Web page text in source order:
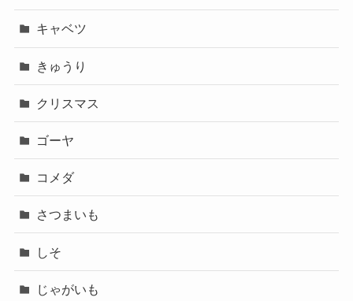
キャベツ
きゅうり
クリスマス
ゴーヤ
コメダ
さつまいも
しそ
じゃがいも